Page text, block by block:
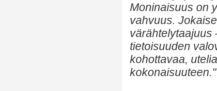
Moninaisuus on
vahvuus.
värähtelytaajuus
tietoisuuden
kohottavaa,
kokonaisuuteen."